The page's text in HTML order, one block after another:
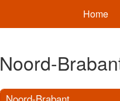
Home
Noord-